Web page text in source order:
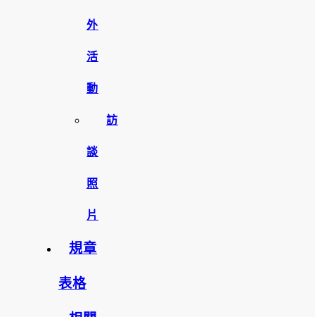
外
活
動
訪
談
照
片
規章
表格